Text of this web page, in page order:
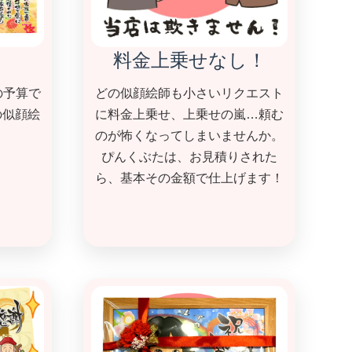
予算で
顔絵
料金上乗せなし！
どの似顔絵師も小さいリクエスト
に料金上乗せ、上乗せの嵐…頼む
のが怖くなってしまいませんか。
ぴんくぶたは、お見積りされた
ら、基本その金額で仕上げます！